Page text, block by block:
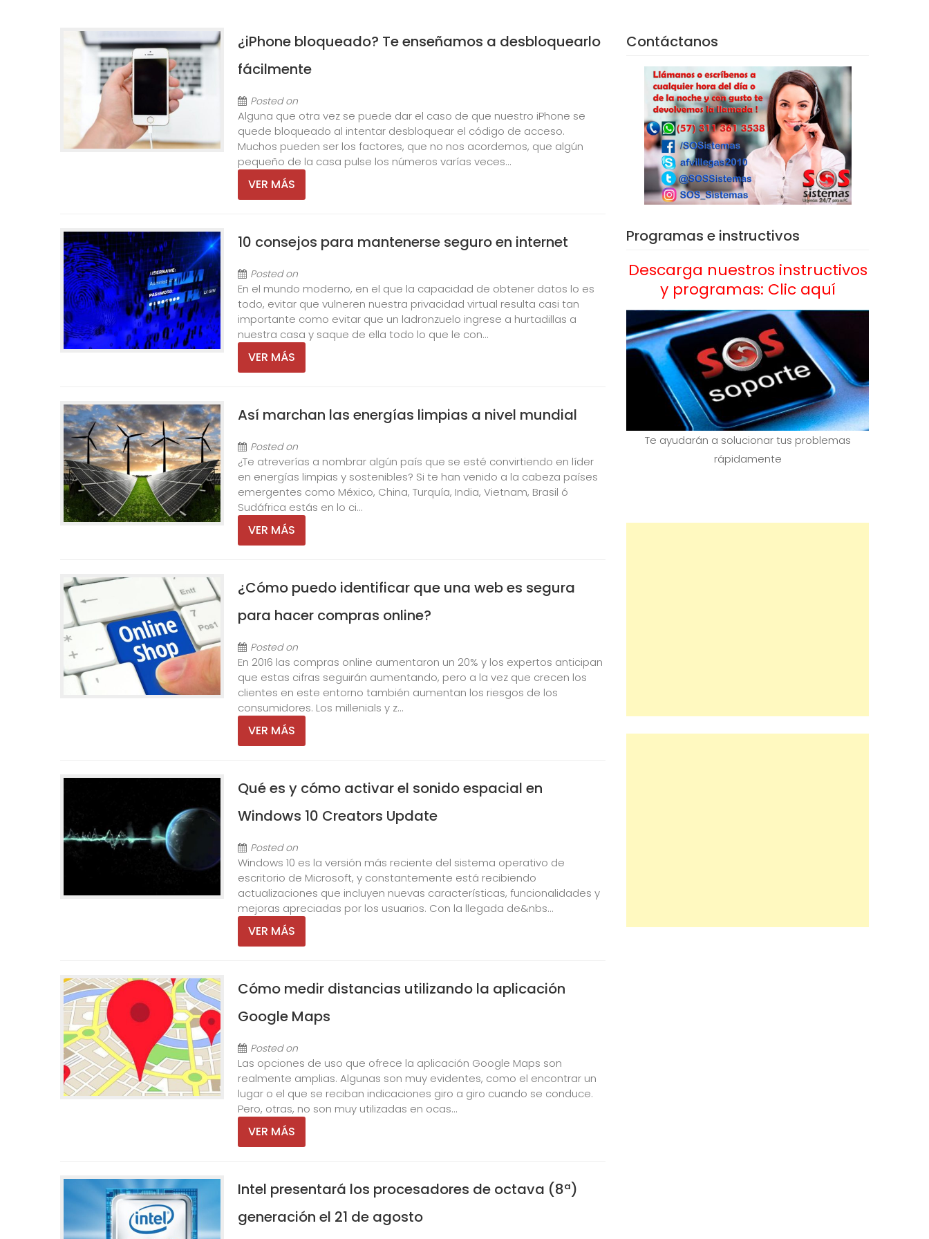
¿iPhone bloqueado? Te enseñamos a desbloquearlo
fácilmente
Posted on
Alguna que otra vez se puede dar el caso de que nuestro iPhone se
quede bloqueado al intentar desbloquear el código de acceso.
Muchos pueden ser los factores, que no nos acordemos, que algún
pequeño de la casa pulse los números varías veces...
VER MÁS
10 consejos para mantenerse seguro en internet
Posted on
En el mundo moderno, en el que la capacidad de obtener datos lo es
todo, evitar que vulneren nuestra privacidad virtual resulta casi tan
importante como evitar que un ladronzuelo ingrese a hurtadillas a
nuestra casa y saque de ella todo lo que le con...
VER MÁS
Así marchan las energías limpias a nivel mundial
Posted on
¿Te atreverías a nombrar algún país que se esté convirtiendo en líder
en energías limpias y sostenibles? Si te han venido a la cabeza países
emergentes como México, China, Turquía, India, Vietnam, Brasil ó
Sudáfrica estás en lo ci...
VER MÁS
¿Cómo puedo identificar que una web es segura
para hacer compras online?
Posted on
En 2016 las compras online aumentaron un 20% y los expertos anticipan
que estas cifras seguirán aumentando, pero a la vez que crecen los
clientes en este entorno también aumentan los riesgos de los
consumidores. Los millenials y z...
VER MÁS
Qué es y cómo activar el sonido espacial en
Windows 10 Creators Update
Posted on
Windows 10 es la versión más reciente del sistema operativo de
escritorio de Microsoft, y constantemente está recibiendo
actualizaciones que incluyen nuevas características, funcionalidades y
mejoras apreciadas por los usuarios. Con la llegada de&nbs...
VER MÁS
Cómo medir distancias utilizando la aplicación
Google Maps
Posted on
Las opciones de uso que ofrece la aplicación Google Maps son
realmente amplias. Algunas son muy evidentes, como el encontrar un
lugar o el que se reciban indicaciones giro a giro cuando se conduce.
Pero, otras, no son muy utilizadas en ocas...
VER MÁS
Intel presentará los procesadores de octava (8ª)
generación el 21 de agosto
Contáctanos
Programas e instructivos
Descarga nuestros instructivos
y programas: Clic aquí
Te ayudarán a solucionar tus problemas
rápidamente